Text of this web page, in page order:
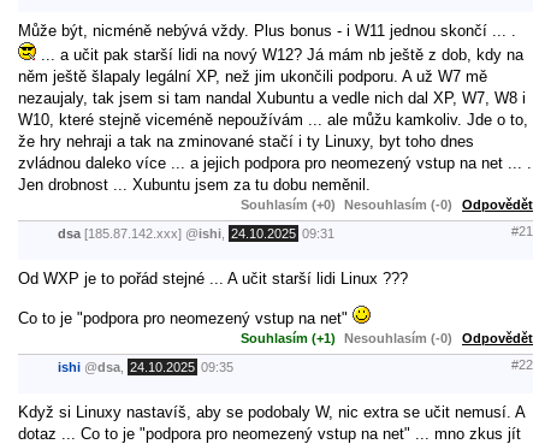
Může být, nicméně nebývá vždy. Plus bonus - i W11 jednou skončí ... .
... a učit pak starší lidi na nový W12? Já mám nb ještě z dob, kdy na
něm ještě šlapaly legální XP, než jim ukončili podporu. A už W7 mě
nezaujaly, tak jsem si tam nandal Xubuntu a vedle nich dal XP, W7, W8 i
W10, které stejně viceméně nepoužívám ... ale můžu kamkoliv. Jde o to,
že hry nehraji a tak na zminované stačí i ty Linuxy, byt toho dnes
zvládnou daleko více ... a jejich podpora pro neomezený vstup na net ... .
Jen drobnost ... Xubuntu jsem za tu dobu neměnil.
Souhlasím (+0) Nesouhlasím (-0) Odpovědět
dsa [185.87.142.xxx] @ishi 24.10.2025 09:31 #21
Od WXP je to pořád stejné ... A učit starší lidi Linux ???
Co to je "podpora pro neomezený vstup na net"
Souhlasím (+1) Nesouhlasím (-0) Odpovědět
ishi @dsa 24.10.2025 09:35 #22
Když si Linuxy nastavíš, aby se podobaly W, nic extra se učit nemusí. A
dotaz ... Co to je "podpora pro neomezený vstup na net" ... mno zkus jít